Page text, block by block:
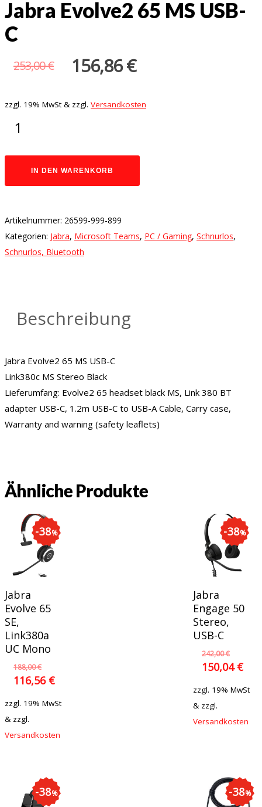
Jabra Evolve2 65 MS USB-
C
253,00€ 156,86€
zzgl. 19% MwSt & zzgl. Versandkosten
IN DEN WARENKORB
Artikelnummer: 26599-999-899
Kategorien: Jabra, Microsoft Teams, PC / Gaming, Schnurlos,
Schnurlos, Bluetooth
Beschreibung
Jabra Evolve2 65 MS USB-C
Link380c MS Stereo Black
Lieferumfang: Evolve2 65 headset black MS, Link 380 BT
adapter USB-C, 1.2m USB-C to USB-A Cable, Carry case,
Warranty and warning (safety leaflets)
Ähnliche Produkte
38%
Warenkorb
Jabra
Evolve 65
SE,
Link380a
UC Mono
188,00€
116,56 €
zzgl. 19% MwSt
& zzgl.
Versandkosten
38%
Warenkorb
Jabra
Engage 50
Stereo,
USB-C
242,00€
150,04€
zzgl. 19% MwSt
& zzgl.
Versandkosten
38% 38%